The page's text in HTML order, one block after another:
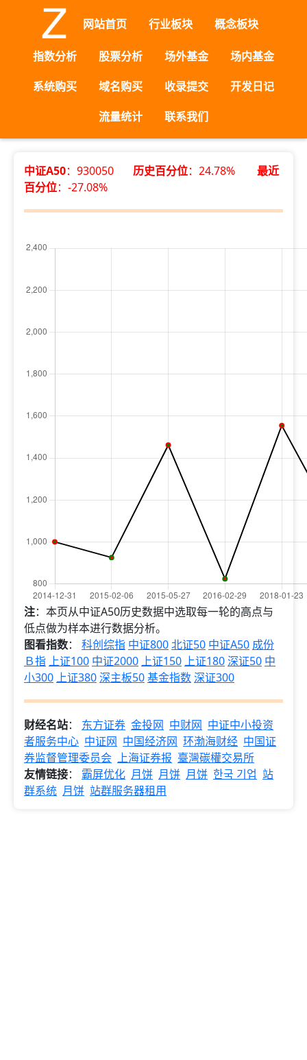
网站首页 行业板块 概念板块
指数分析 股票分析 场外基金
场内基金
系统购买
域名购买 收录提交
开发日记
流量统计
联系我们
中证A50：930050 历史百分位：24.78% 最近
百分位：-27.08%
注：本页从中证A50历史数据中选取每一轮的高点与
低点做为样本进行数据分析。
图看指数： 科创综指 中证800北证50 中证A50 成份
Ｂ指 上证100 中证2000 上证150 上证180深证50 中
小300 上证380深主板50基金指数深证300
财经名站： 东方证券 金投网 中财网 中证中小投资
者服务中心 中证网 中国经济网 环渤海财经 中国证
券监督管理委员会 上海证券报 臺灣碳權交易所
友情链接： 霸屏优化 月饼 月饼 月饼 한국 기업 站
群系统 月饼 站群服务器租用